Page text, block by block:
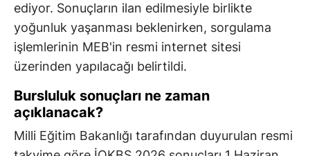
ediyor. Sonuçların ilan edilmesiyle birlikte
yoğunluk yaşanması beklenirken, sorgulama
işlemlerinin MEB'in resmi internet sitesi
üzerinden yapılacağı belirtildi.
Bursluluk sonuçları ne zaman
açıklanacak?
Milli Eğitim Bakanlığı tarafından duyurulan resmi